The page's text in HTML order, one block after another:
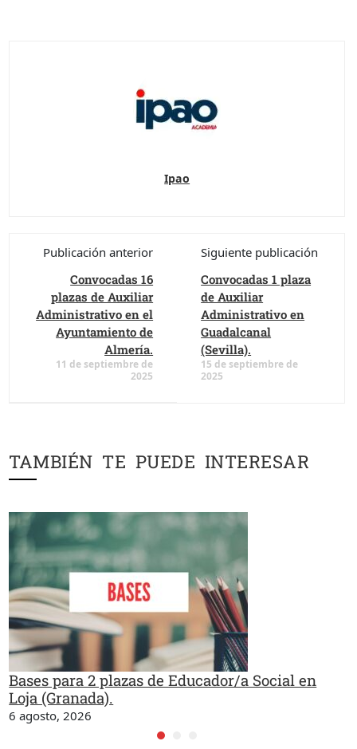
Ipao
Publicación anterior
Convocadas 16
plazas de Auxiliar
Administrativo en el
Ayuntamiento de
Almería.
11 de septiembre de
2025
Siguiente publicación
Convocadas 1 plaza
de Auxiliar
Administrativo en
Guadalcanal
(Sevilla).
15 de septiembre de
2025
TAMBIÉN TE PUEDE INTERESAR
Bases para 2 plazas de Educador/a Social en
Loja (Granada).
6 agosto, 2026